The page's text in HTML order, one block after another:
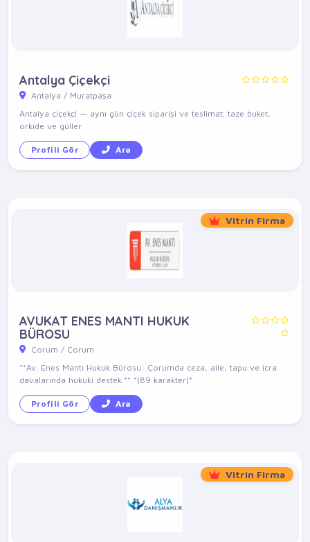
Antalya Çiçekçi
Antalya / Muratpaşa
Antalya çiçekçi — aynı gün çiçek siparişi ve teslimat; taze buket,
orkide ve güller.
Profili Gör Ara
Vitrin Firma
AVUKAT ENES MANTI HUKUK
BÜROSU
Çorum / Çorum
**Av. Enes Mantı Hukuk Bürosu: Çorumda ceza, aile, tapu ve icra
davalarında hukuki destek.** *(89 karakter)*
Profili Gör Ara
Vitrin Firma